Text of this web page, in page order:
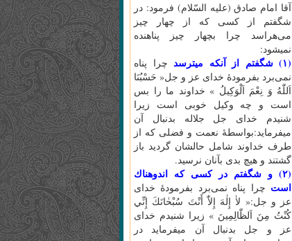
آقا امام صادق (عليه السّلام) فرمود: در
شگفتم از كسى كه از چهار چيز
مى‌هراسد چرا بچهار چيز پناهنده
نميشود:
(۱) شگفتم از آنكه ميترسد
چرا پناه
نمى‌برد بفرمودۀ خداى عز و جل« حَسْبُنَا
اَللّٰهُ‌ وَ نِعْمَ‌ اَلْوَكِيلُ‌ » خداوند ما را بس
است و چه وكيل خوبى است زيرا
شنيدم خداى جل جلاله بدنبال آن
ميفرمايد:بواسطۀ نعمت و فضلى كه از
طرف خداوند شامل حالشان گرديد باز
گشتند و هيچ بدى بآنان نرسيد.
(۲) و شگفتم در كسى كه اندوهناك
است چرا پناه نمى‌برد بفرمودۀ خداى
عز و جل:« لاٰ إِلٰهَ‌ إِلاّٰ أَنْتَ‌ سُبْحٰانَكَ‌ إِنِّي
كُنْتُ‌ مِنَ‌ اَلظّٰالِمِينَ‌ » زيرا شنيدم خداى
عز و جل بدنبال آن ميفرمايد در